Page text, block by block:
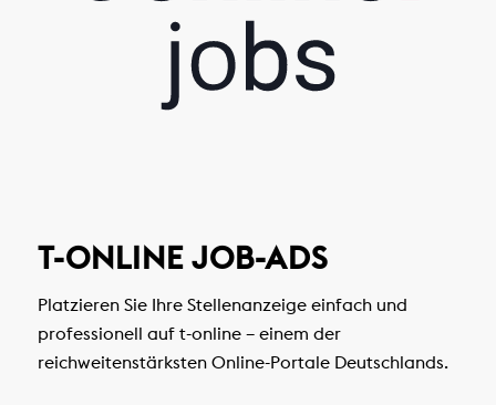
T-ONLINE JOB-ADS
Platzieren Sie Ihre Stellenanzeige einfach und
professionell auf t-online – einem der
reichweitenstärksten Online-Portale Deutschlands.